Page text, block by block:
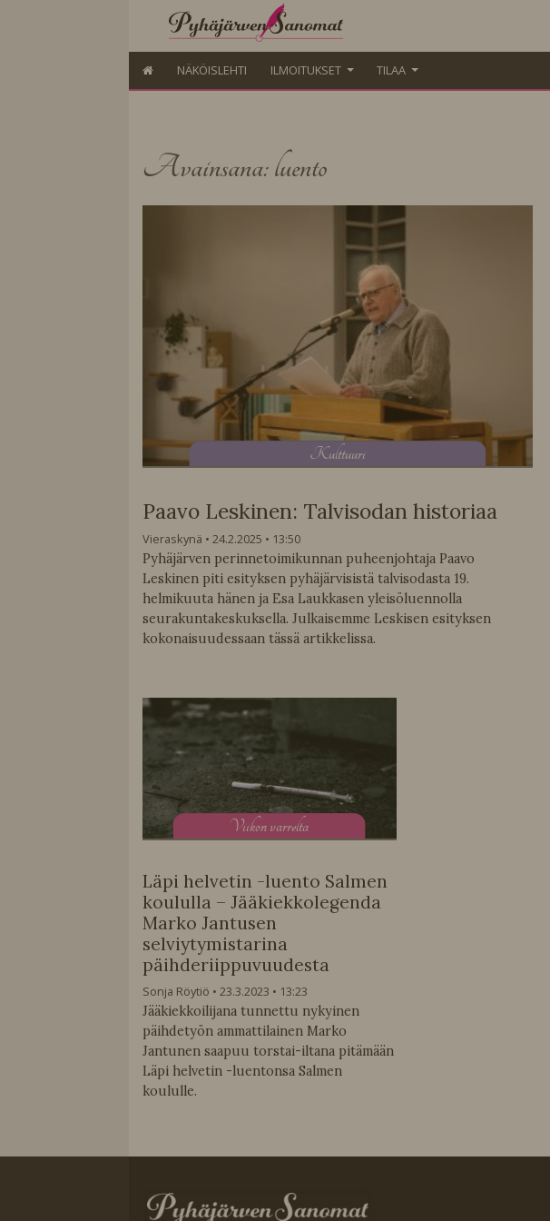
NÄKÖISLEHTI ILMOITUKSET TILAA
Avainsana: luento
Kulttuuri
Paavo Leskinen: Talvisodan historiaa
Vieraskynä 24.2.2025
13:50
Pyhäjärven perinnetoimikunnan puheenjohtaja Paavo
Leskinen piti esityksen pyhäjärvisistä talvisodasta 19.
helmikuuta hänen ja Esa Laukkasen yleisöluennolla
seurakuntakeskuksella. Julkaisemme Leskisen esityksen
kokonaisuudessaan tässä artikkelissa.
Viikon varrelta
Läpi helvetin -luento Salmen
koululla – Jääkiekkolegenda
Marko Jantusen
selviytymistarina
päihderiippuvuudesta
Sonja Röytiö 23.3.2023
13:23
Jääkiekkoilijana tunnettu nykyinen
päihdetyön ammattilainen Marko
Jantunen saapuu torstai-iltana pitämään
Läpi helvetin -luentonsa Salmen
koululle.